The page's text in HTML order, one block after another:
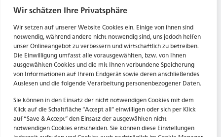
Wir schätzen Ihre Privatsphäre
Wir setzen auf unserer Website Cookies ein. Einige von ihnen sind
notwendig, während andere nicht notwendig sind, uns jedoch helfen
unser Onlineangebot zu verbessern und wirtschaftlich zu betreiben.
Die Einwilligung umfasst alle vorausgewählten, bzw. von Ihnen
ausgewählten Cookies und die mit Ihnen verbundene Speicherung
von Informationen auf Ihrem Endgerät sowie deren anschließendes
Auslesen und die folgende Verarbeitung personenbezogener Daten.
Sie können in den Einsatz der nicht notwendigen Cookies mit dem
Klick auf die Schaltfläche “Accept all” einwilligen oder sich per Klick
auf “Save & Accept” den Einsatz der ausgewählten nicht
notwendigen Cookies entscheiden. Sie können diese Einstellungen
74072 Heilbronn
→ Anfahrtsplan Heilbronn
Datenschutzerklärung
Impressum
Tel. Zentrale: +49 (69) 27273681
E-Mail: kontakt@forwerts.com
FFM – Friedensstraße 11
60311 Frankfurt am Main
→ Anfahrtsplan Frankfurt
HN – Gymnasiumstraße 35
74072 Heilbronn
→ Anfahrtsplan Heilbronn
Datenschutzerklärung